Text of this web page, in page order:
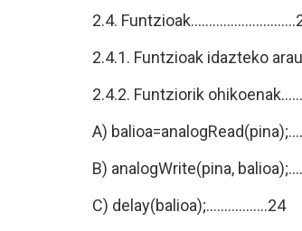
2.4.
2.4.1. Funtzioak idazteko
2.4.2. Funtziorik
A)
B) analogWrite(pina,
C) delay(balioa);.................24